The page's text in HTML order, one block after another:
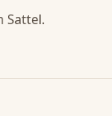
Sattel.